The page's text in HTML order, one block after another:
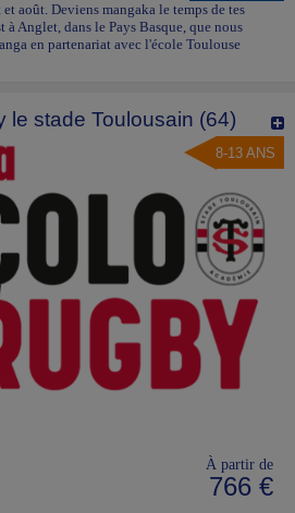
août. Deviens mangaka le temps de tes
à Anglet, dans le Pays Basque, que nous
en partenariat avec l'école Toulouse
le stade Toulousain (64)
8-13 ANS
À partir de
766 €